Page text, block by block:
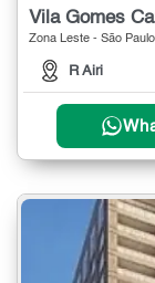
Vila Gomes
Zona Leste - São Paulo
R Airi